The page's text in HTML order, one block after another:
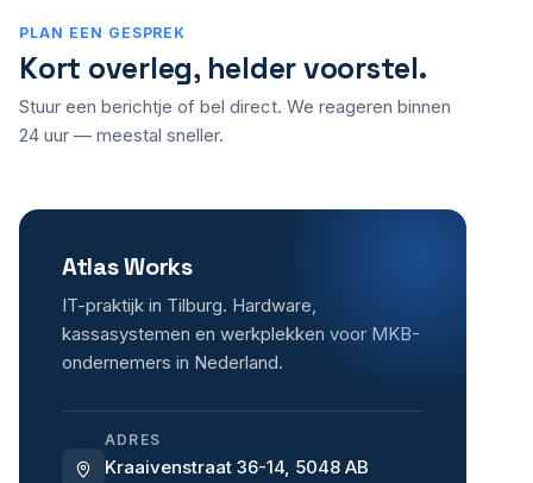
PLAN EEN GESPREK
Kort overleg, helder voorstel.
Stuur een berichtje of bel direct. We reageren binnen
24 uur — meestal sneller.
Atlas Works
IT-praktijk in Tilburg. Hardware,
kassasystemen en werkplekken voor MKB-
ondernemers in Nederland.
ADRES
Kraaivenstraat 36-14, 5048 AB